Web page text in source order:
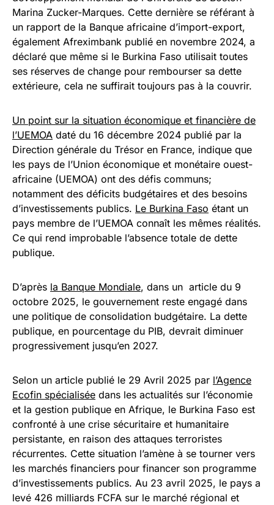
Marina Zucker-Marques. Cette dernière se référant à
un rapport de la Banque africaine d’import-export,
également Afreximbank publié en novembre 2024, a
déclaré que même si le Burkina Faso utilisait toutes
ses réserves de change pour rembourser sa dette
extérieure, cela ne suffirait toujours pas à la couvrir.
Un point sur la situation économique et financière de
l’UEMOA daté du 16 décembre 2024 publié par la
Direction générale du Trésor en France, indique que
les pays de l’Union économique et monétaire ouest-
africaine (UEMOA) ont des défis communs;
notamment des déficits budgétaires et des besoins
d’investissements publics. Le Burkina Faso étant un
pays membre de l’UEMOA connaît les mêmes réalités.
Ce qui rend improbable l’absence totale de dette
publique.
D’après la Banque Mondiale, dans un article du 9
octobre 2025, le gouvernement reste engagé dans
une politique de consolidation budgétaire. La dette
publique, en pourcentage du PIB, devrait diminuer
progressivement jusqu’en 2027.
Selon un article publié le 29 Avril 2025 par l’Agence
Ecofin spécialisée dans les actualités sur l’économie
et la gestion publique en Afrique, le Burkina Faso est
confronté à une crise sécuritaire et humanitaire
persistante, en raison des attaques terroristes
récurrentes. Cette situation l’amène à se tourner vers
les marchés financiers pour financer son programme
d’investissements publics. Au 23 avril 2025, le pays a
levé 426 milliards FCFA sur le marché régional et